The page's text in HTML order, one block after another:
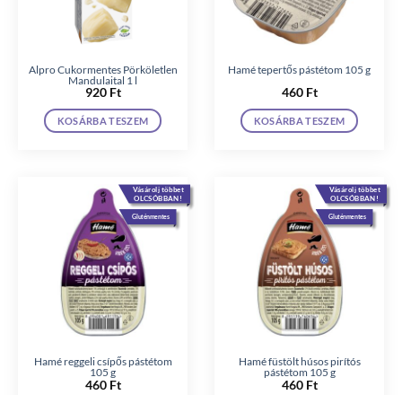
Alpro Cukormentes Pörköletlen
Mandulaital 1 l
920 Ft
KOSÁRBA TESZEM
Hamé tepertős pástétom 105 g
460 Ft
KOSÁRBA TESZEM
Vásárolj többet
OLCSÓBBAN!
Gluténmentes
Hamé reggeli csípős pástétom
105 g
460 Ft
Vásárolj többet
OLCSÓBBAN!
Gluténmentes
Hamé füstölt húsos pirítós
pástétom 105 g
460 Ft